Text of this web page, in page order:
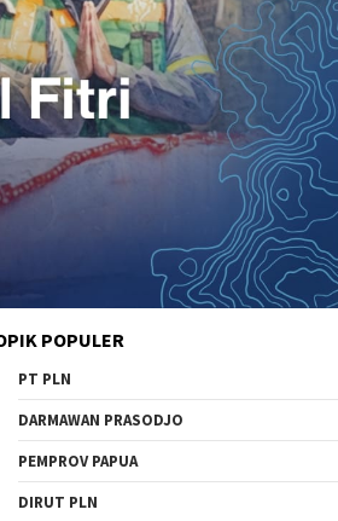
POPULER
PT PLN
DARMAWAN PRASODJO
PEMPROV PAPUA
DIRUT PLN